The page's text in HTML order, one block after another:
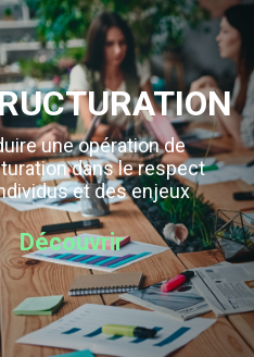
une opération de
dans le respect
et des enjeux
Découvrir